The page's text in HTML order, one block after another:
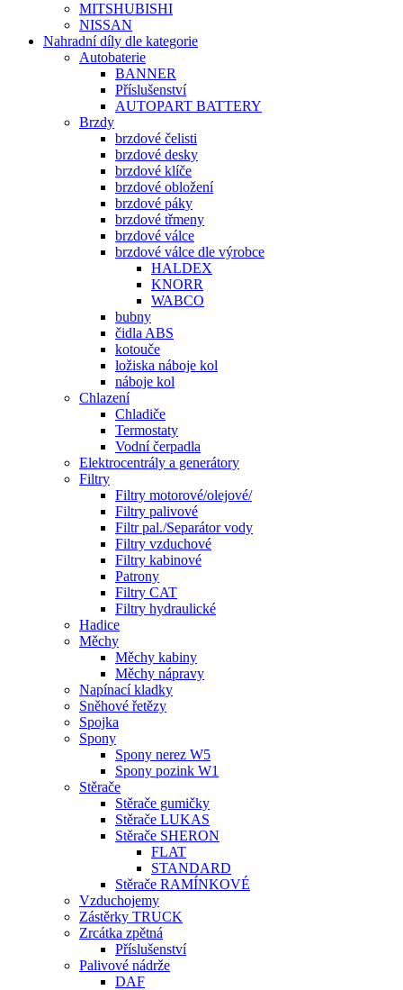
MITSHUBISHI
NISSAN
Nahradní díly dle kategorie
Autobaterie
BANNER
Příslušenství
AUTOPART BATTERY
Brzdy
brzdové čelisti
brzdové desky
brzdové klíče
brzdové obložení
brzdové páky
brzdové třmeny
brzdové válce
brzdové válce dle výrobce
HALDEX
KNORR
WABCO
bubny
čidla ABS
kotouče
ložiska náboje kol
náboje kol
Chlazení
Chladiče
Termostaty
Vodní čerpadla
Elektrocentrály a generátory
Filtry
Filtry motorové/olejové/
Filtry palivové
Filtr pal./Separátor vody
Filtry vzduchové
Filtry kabinové
Patrony
Filtry CAT
Filtry hydraulické
Hadice
Měchy
Měchy kabiny
Měchy nápravy
Napínací kladky
Sněhové řetězy
Spojka
Spony
Spony nerez W5
Spony pozink W1
Stěrače
Stěrače gumičky
Stěrače LUKAS
Stěrače SHERON
FLAT
STANDARD
Stěrače RAMÍNKOVÉ
Vzduchojemy
Zástěrky TRUCK
Zrcátka zpětná
Příslušenství
Palivové nádrže
DAF